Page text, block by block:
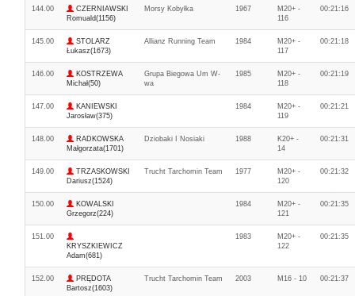
144.00
CZERNIAWSKI
Romuald(1156)
Morsy Kobyłka 1967
M20+ -
116
00:21:16
145.00
STOLARZ
Łukasz(1673)
Allianz Running Team 1984
M20+ -
117
00:21:18
146.00
KOSTRZEWA
Michał(50)
Grupa Biegowa Um W-
wa
1985
M20+ -
118
00:21:19
147.00
KANIEWSKI
Jarosław(375)
1984
M20+ -
119
00:21:21
148.00
RADKOWSKA
Małgorzata(1701)
Dziobaki I Nosiaki 1988
K20+ -
14
00:21:31
149.00
TRZASKOWSKI
Dariusz(1524)
Trucht Tarchomin Team 1977
M20+ -
120
00:21:32
150.00
KOWALSKI
Grzegorz(224)
1984
M20+ -
121
00:21:35
151.00
KRYSZKIEWICZ
Adam(681)
1983
M20+ -
122
00:21:35
152.00
PRĘDOTA
Bartosz(1603)
Trucht Tarchomin Team 2003 M16 - 10 00:21:37